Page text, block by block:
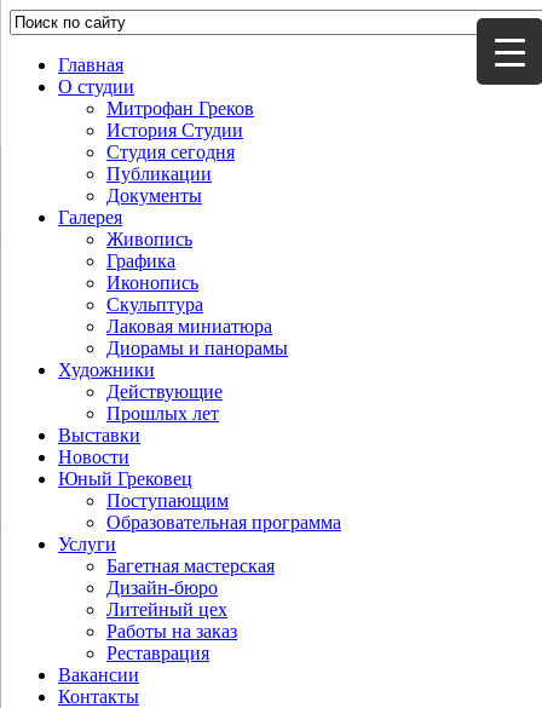
Главная
О студии
Митрофан Греков
История Студии
Студия сегодня
Публикации
Документы
Галерея
Живопись
Графика
Иконопись
Скульптура
Лаковая миниатюра
Диорамы и панорамы
Художники
Действующие
Прошлых лет
Выставки
Новости
Юный Грековец
Поступающим
Образовательная программа
Услуги
Багетная мастерская
Дизайн-бюро
Литейный цех
Работы на заказ
Реставрация
Вакансии
Контакты